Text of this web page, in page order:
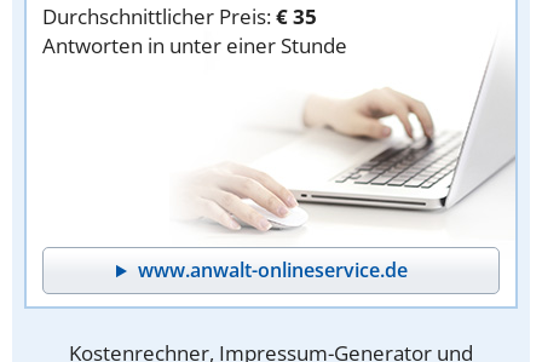
Durchschnittlicher Preis:€ 35
Antworten in unter einer Stunde
www.anwalt-onlineservice.de
Kostenrechner, Impressum-Generator und